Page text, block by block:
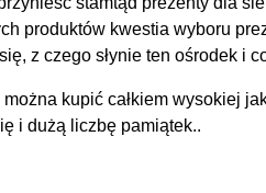
produktów kwestia wyboru
z czego słynie ten ośrodek i
kupić całkiem wysokiej
i dużą liczbę pamiątek..